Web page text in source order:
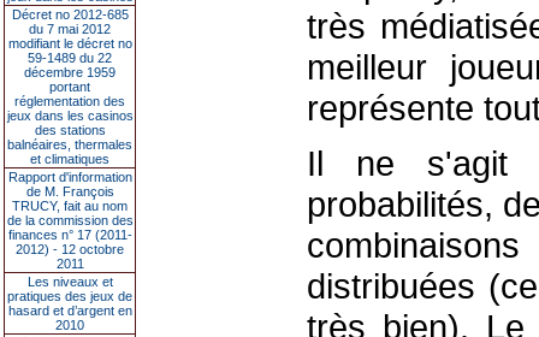
Décret no 2012-685
du 7 mai 2012
modifiant le décret no
59-1489 du 22
décembre 1959
portant
réglementation des
jeux dans les casinos
des stations
balnéaires, thermales
et climatiques
Rapport d'information
de M. François
TRUCY, fait au nom
de la commission des
finances n° 17 (2011-
2012) - 12 octobre
2011
Les niveaux et
pratiques des jeux de
hasard et d’argent en
2010
très
meilleur
représente
Il ne s'agit
probabilités,
distribuées
très bien). Le